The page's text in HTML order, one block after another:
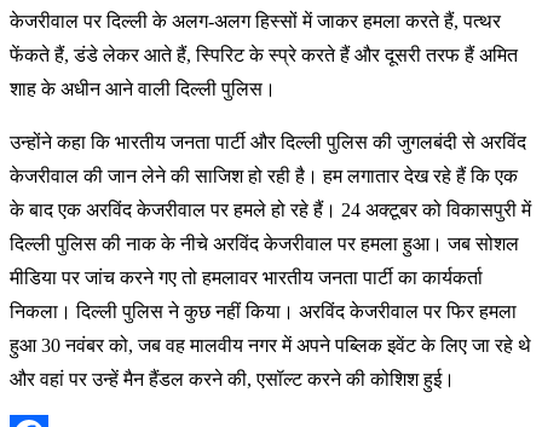
केजरीवाल पर दिल्ली के अलग-अलग हिस्सों में जाकर हमला करते हैं, पत्थर
फेंकते हैं, डंडे लेकर आते हैं, स्पिरिट के स्प्रे करते हैं और दूसरी तरफ हैं अमित
शाह के अधीन आने वाली दिल्ली पुलिस।
उन्होंने कहा कि भारतीय जनता पार्टी और दिल्ली पुलिस की जुगलबंदी से अरविंद
केजरीवाल की जान लेने की साजिश हो रही है। हम लगातार देख रहे हैं कि एक
के बाद एक अरविंद केजरीवाल पर हमले हो रहे हैं। 24 अक्टूबर को विकासपुरी में
दिल्ली पुलिस की नाक के नीचे अरविंद केजरीवाल पर हमला हुआ। जब सोशल
मीडिया पर जांच करने गए तो हमलावर भारतीय जनता पार्टी का कार्यकर्ता
निकला। दिल्ली पुलिस ने कुछ नहीं किया। अरविंद केजरीवाल पर फिर हमला
हुआ 30 नवंबर को, जब वह मालवीय नगर में अपने पब्लिक इवेंट के लिए जा रहे थे
और वहां पर उन्हें मैन हैंडल करने की, एसॉल्ट करने की कोशिश हुई।